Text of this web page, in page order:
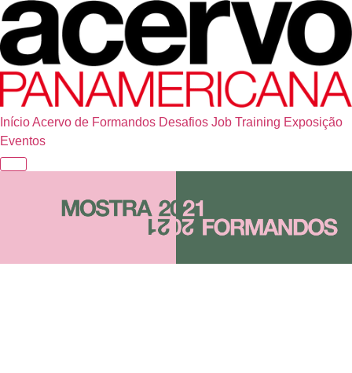
InícioAcervo de Formandos Desafios Job Training Exposição
Eventos